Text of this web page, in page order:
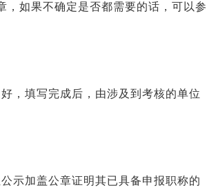
如果不确定是否都需要的话，可以参
，填写完成后，由涉及到考核的单位
示加盖公章证明其已具备申报职称的